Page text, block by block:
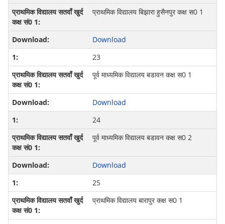
प्राथमिक विद्यालय बिझारा हुसैनपुर कक्ष स0 1
Download
23
पूर्व माध्‍यमिक विद्यालय बडावन कक्ष स0 1
Download
24
पूर्व माध्‍यमिक विद्यालय बडावन कक्ष स0 2
Download
25
प्राथमिक विद्यालय बारापुर कक्ष स0 1